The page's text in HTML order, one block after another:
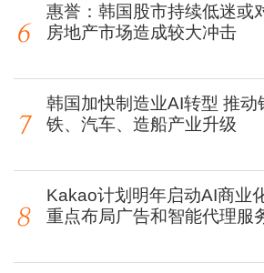
惠誉：韩国股市持续低迷或
房地产市场造成较大冲击
韩国加快制造业AI转型 推动
铁、汽车、造船产业升级
Kakao计划明年启动AI商业
重点布局广告和智能代理服